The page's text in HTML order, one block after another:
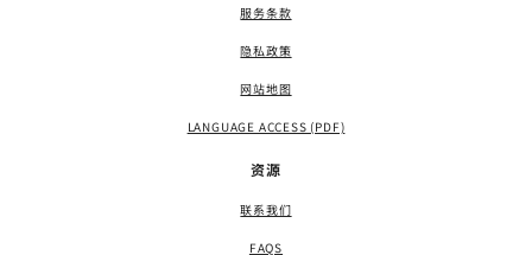
服务条款
隐私政策
网站地图
LANGUAGE ACCESS (PDF)
资源
联系我们
FAQS